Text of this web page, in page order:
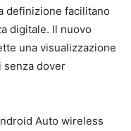
definizione facilitano
digitale. Il nuovo
una visualizzazione
senza dover
Auto wireless